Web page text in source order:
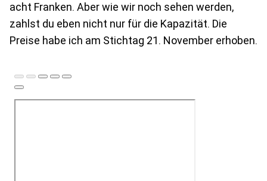
acht Franken. Aber wie wir noch sehen werden,
zahlst du eben nicht nur für die Kapazität. Die
Preise habe ich am Stichtag 21. November erhoben.